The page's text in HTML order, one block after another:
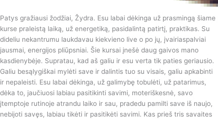
Patys gražiausi žodžiai, Žydra. Esu labai dėkinga už prasmingą šiame
kurse praleistą laiką, už energetiką, pasidalintą patirtį, praktikas️. Su
dideliu nekantrumu laukdavau kiekvieno live o po jų, įvairiaspalviai
jausmai, energijos pliūpsniai. Šie kursai įnešė daug gaivos mano
kasdienybėje. Supratau, kad aš galiu ir esu verta tik paties geriausio.
Galiu besąlygiškai mylėti save ir dalintis tuo su visais, galiu apkabinti
ir nepaleisti. Esu labai dėkinga, už galimybę tobulėti, už patarimus,
dėka to, jaučiuosi labiau pasitikinti savimi, moteriškesnė, savo
įtemptoje rutinoje atrandu laiko ir sau, pradedu pamilti save iš naujo,
nebijoti savęs, labiau tikėti ir pasitikėti savimi️. Kas prieš tris savaites